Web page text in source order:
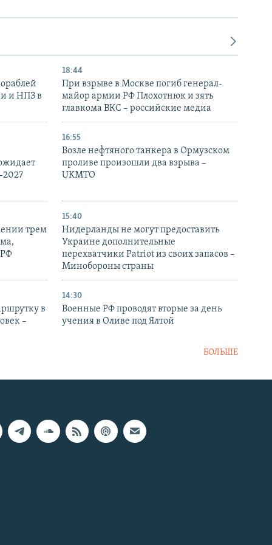
и НПЗ в
18:44
При взрыве в Москве погиб генерал-
майор армии РФ Плохотнюк и зять
главкома ВКС – российские медиа
2027
16:55
Возле нефтяного танкера в Ормузском
проливе произошли два взрыва –
UKMTO
трем
РФ
15:40
Нидерланды не могут предоставить
Украине дополнительные
перехватчики Patriot из своих запасов –
Минобороны страны
в
–
14:30
Военные РФ проводят вторые за день
учения в Оливе под Ялтой
БОЛЬШЕ